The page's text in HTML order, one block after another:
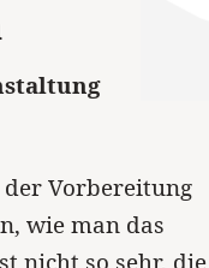
der Vorbereitung
wie man das